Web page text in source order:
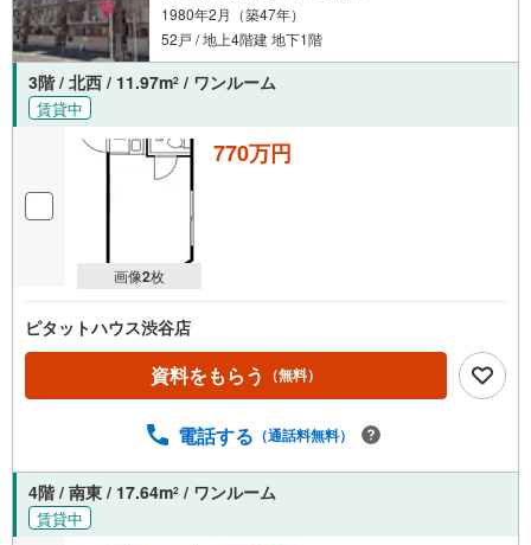
1980年2月（築47年）
52戸 / 地上4階建 地下1階
3階 / 北西 / 11.97m2 / ワンルーム
賃貸中
画像2枚
770万円
ピタットハウス渋谷店
資料をもらう （無料）
電話する （通話料無料）
4階 / 南東 / 17.64m2 / ワンルーム
賃貸中